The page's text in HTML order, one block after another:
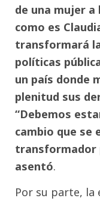
de una mujer a
como es
transformará
políticas
un país donde
plenitud sus
“Debemos
cambio que se
transformador
asentó.
Por su parte, la